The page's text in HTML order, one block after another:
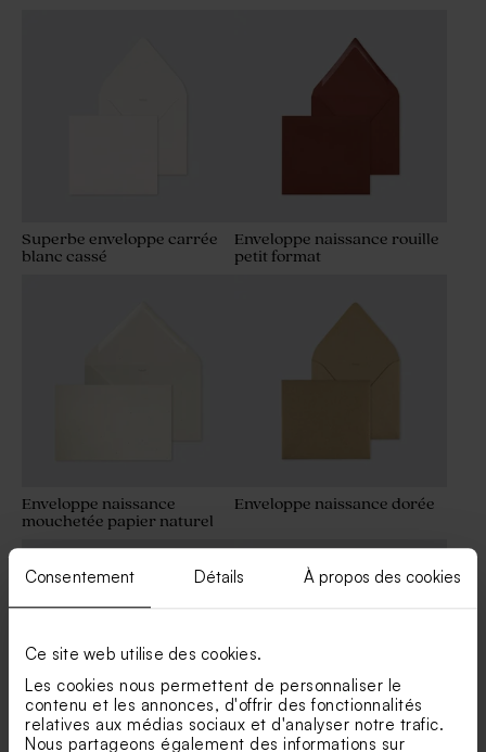
Consentement Détails À propos des cookies
Ce site web utilise des cookies.
Les cookies nous permettent de personnaliser le
contenu et les annonces, d'offrir des fonctionnalités
relatives aux médias sociaux et d'analyser notre trafic.
Nous partageons également des informations sur
Superbe enveloppe carrée
blanc cassé
Enveloppe naissance rouille
petit format
Enveloppe naissance
mouchetée papier naturel
Enveloppe naissance dorée